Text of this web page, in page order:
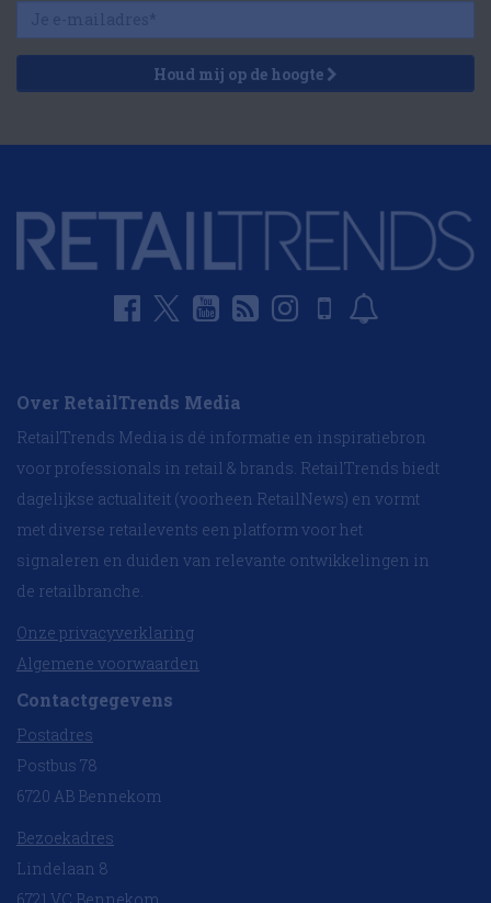
Houd mij op de hoogte
Over RetailTrends Media
RetailTrends Media is dé informatie en inspiratiebron
voor professionals in retail & brands. RetailTrends biedt
dagelijkse actualiteit (voorheen RetailNews) en vormt
met diverse retailevents een platform voor het
signaleren en duiden van relevante ontwikkelingen in
de retailbranche.
Onze privacyverklaring
Algemene voorwaarden
Contactgegevens
Postadres
Postbus 78
6720 AB Bennekom
Bezoekadres
Lindelaan 8
6721 VC Bennekom